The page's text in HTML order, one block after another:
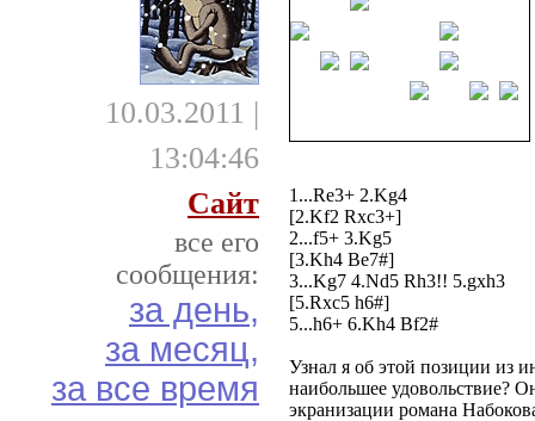
10.03.2011 |
13:04:46
Сайт
все его
сообщения:
за день,
за месяц,
за все время
1...Re3+ 2.Kg4
[2.Kf2 Rxc3+]
2...f5+ 3.Kg5
[3.Kh4 Be7#]
3...Kg7 4.Nd5 Rh3!! 5.gxh3
[5.Rxc5 h6#]
5...h6+ 6.Kh4 Bf2#
Узнал я об этой позиции из
наибольшее удовольствие?
экранизации романа